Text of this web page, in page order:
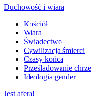
Duchowość i wiara
Kościół
Wiara
Świadectwo
Cywilizacja śmierci
Czasy końca
Prześladowanie
Ideologia gender
Jest afera!